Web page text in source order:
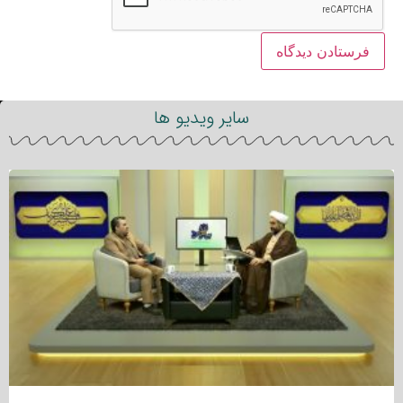
سایر ویدیو ها